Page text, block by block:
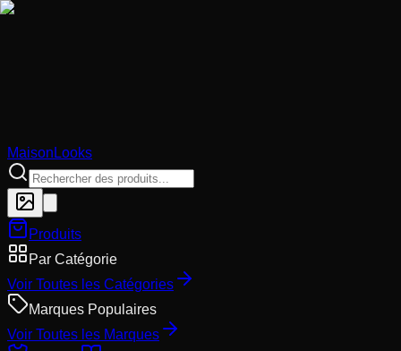
MaisonLooks
Produits
Par Catégorie
Voir Toutes les Catégories
Marques Populaires
Voir Toutes les Marques